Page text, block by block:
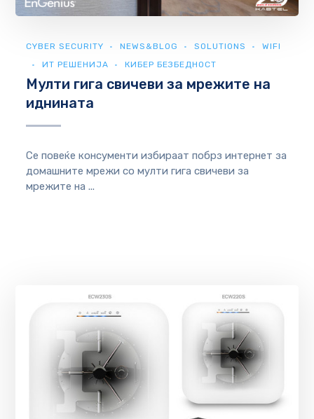
CYBER SECURITY NEWS&BLOG SOLUTIONS
WIFI
ИТ РЕШЕНИЈА
КИБЕР БЕЗБЕДНОСТ
Мулти гига свичеви за мрежите на
иднината
Се повеќе консументи избираат побрз интернет за
домашните мрежи со мулти гига свичеви за
мрежите на ...